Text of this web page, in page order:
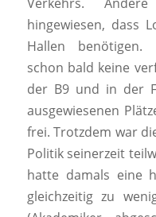
hingewiesen, dass
Hallen benötigen.
schon bald keine
der B9 und in der
ausgewiesenen
frei. Trotzdem war
Politik seinerzeit
hatte damals eine
gleichzeitig zu